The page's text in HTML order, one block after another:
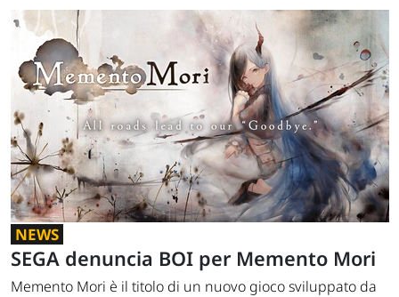
NEWS
SEGA denuncia BOI per Memento Mori
Memento Mori è il titolo di un nuovo gioco sviluppato da